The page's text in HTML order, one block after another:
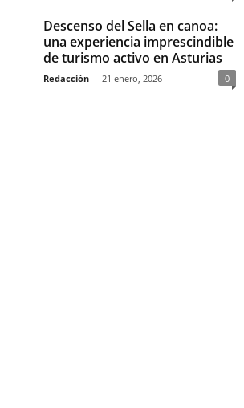
Descenso del Sella en canoa:
una experiencia imprescindible
de turismo activo en Asturias
Redacción - 21 enero, 2026 0